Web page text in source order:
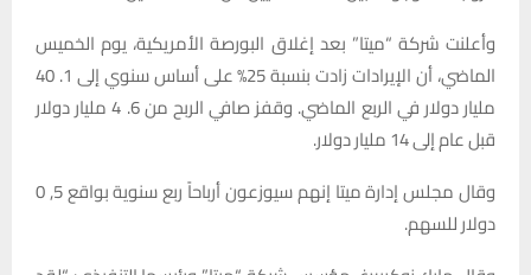
وأعلنت شركة “ميتا” بعد إغلاق البورصة الأمريكية، يوم الخميس
الماضي، أن الإيرادات زادت بنسبة 25% على أساس سنوي إلى 1. 40
مليار دولار في الربع الماضي. وقفز صافي الربح من 6. 4 مليار دولار
قبل عام إلى 14 مليار دولار.
وقال مجلس إدارة ميتا إنهم سيوزعون أرباحاً ربع سنوية بواقع 5, 0
دولار للسهم.